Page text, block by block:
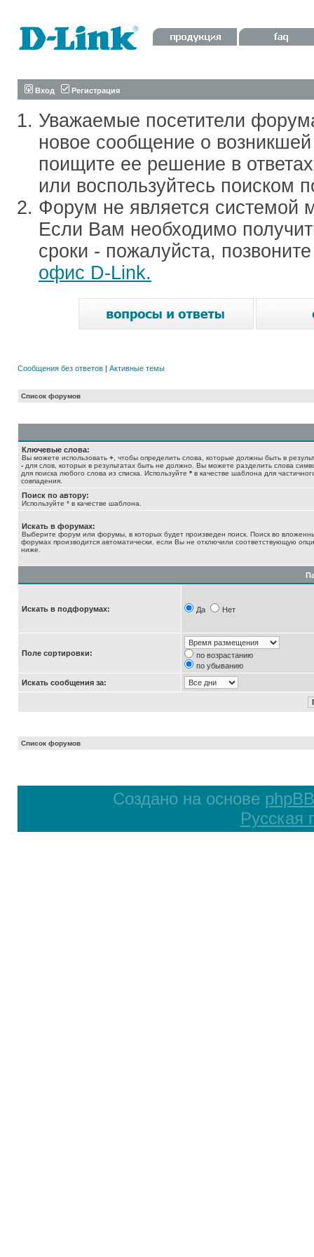
Вход Регистрация
Уважаемые посетители
новое сообщение о
поищите ее решение в
или воспользуйтесь поиском
Форум не является системой
Если Вам необходимо
сроки - пожалуйста,
офис D-Link.
Сообщения без ответов | Активные темы
Список форумов
Ключевые слова:
Вы можете использовать + , чтобы определить слова, которые должны быть в
- для слов, которых в результатах быть не должно. Вы можете разделить слова
для поиска любого слова из списка. Используйте * в качестве шаблона для
совпадения.
Поиск по автору:
Используйте * в качестве шаблона.
Искать в форумах:
Выберите форум или форумы, в которых будет произведен поиск. Поиск во
форумах производится автоматически, если Вы не отключили соответствующую
ниже.
Искать в подфорумах: Да Нет
Поле сортировки:
по возрастанию
по убыванию
Искать сообщения за:
Список форумов
Создано на основе phpBB
Русская